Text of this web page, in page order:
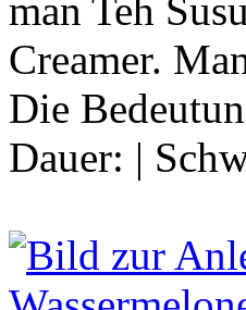
man Teh
Creamer.
Die
Dauer: |